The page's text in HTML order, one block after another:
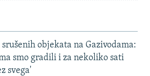
objekata na Gazivodama:
smo gradili i za nekoliko sati
svega'